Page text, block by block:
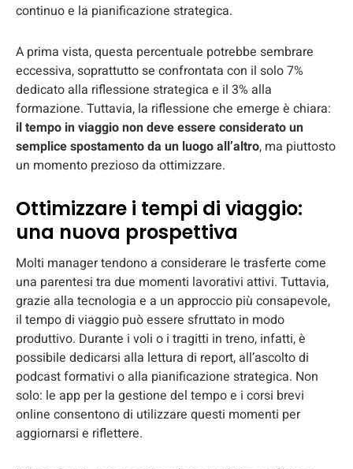
continuo e la pianificazione strategica.
A prima vista, questa percentuale potrebbe sembrare
eccessiva, soprattutto se confrontata con il solo 7%
dedicato alla riflessione strategica e il 3% alla
formazione. Tuttavia, la riflessione che emerge è chiara:
il tempo in viaggio non deve essere considerato un
semplice spostamento da un luogo all’altro, ma piuttosto
un momento prezioso da ottimizzare.
Ottimizzare i tempi di viaggio:
una nuova prospettiva
Molti manager tendono a considerare le trasferte come
una parentesi tra due momenti lavorativi attivi. Tuttavia,
grazie alla tecnologia e a un approccio più consapevole,
il tempo di viaggio può essere sfruttato in modo
produttivo. Durante i voli o i tragitti in treno, infatti, è
possibile dedicarsi alla lettura di report, all’ascolto di
podcast formativi o alla pianificazione strategica. Non
solo: le app per la gestione del tempo e i corsi brevi
online consentono di utilizzare questi momenti per
aggiornarsi e riflettere.